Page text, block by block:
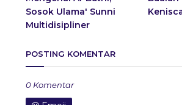
Sosok Ulama' Sunni
Multidisipliner
POSTING KOMENTAR
0 Komentar